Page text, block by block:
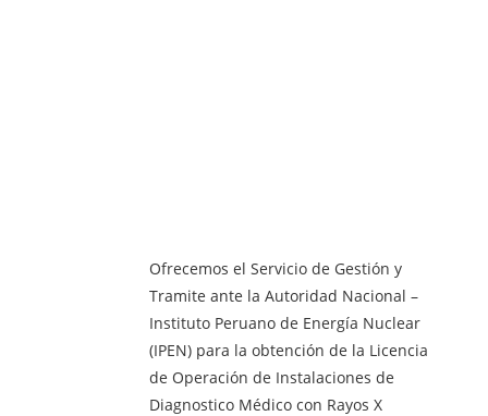
Ofrecemos el Servicio de Gestión y
Tramite ante la Autoridad Nacional –
Instituto Peruano de Energía Nuclear
(IPEN) para la obtención de la Licencia
de Operación de Instalaciones de
Diagnostico Médico con Rayos X